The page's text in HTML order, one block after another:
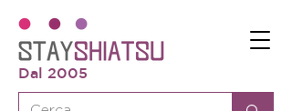
Dal 2005